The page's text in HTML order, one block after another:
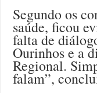
Segundo os
saúde, ficou
falta de
Ourinhos e a
Regional.
falam”,